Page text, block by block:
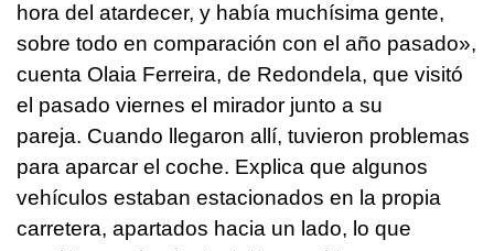
hora del atardecer, y había muchísima gente,
sobre todo en comparación con el año pasado»,
cuenta Olaia Ferreira, de Redondela, que visitó
el pasado viernes el mirador junto a su
pareja. Cuando llegaron allí, tuvieron problemas
para aparcar el coche. Explica que algunos
vehículos estaban estacionados en la propia
carretera, apartados hacia un lado, lo que